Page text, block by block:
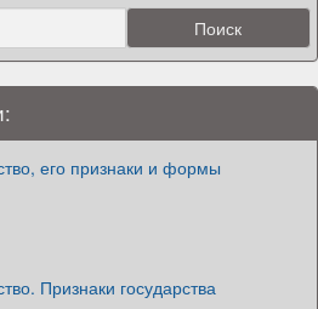
его признаки и формы
Признаки государства